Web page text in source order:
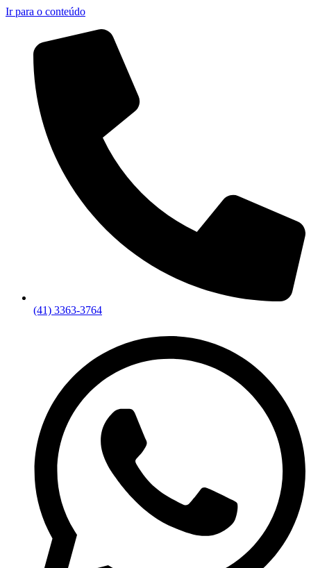
Ir para o conteúdo
(41) 3363-3764